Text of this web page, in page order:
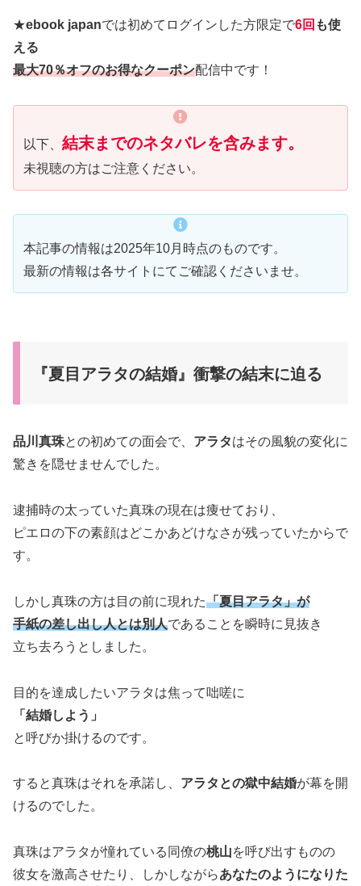
★ebook japanでは初めてログインした方限定で6回 も使
える
最大70％オフのお得なクーポン配信中です！
以下、 結末までのネタバレを含みます。
未視聴の方はご注意ください。
本記事の情報は2025年10月時点のものです。
最新の情報は各サイトにてご確認くださいませ。
『夏目アラタの結婚』衝撃の結末に迫る
品川真珠との初めての面会で、 アラタはその風貌の変化に
驚きを隠せませんでした。
逮捕時の太っていた真珠の現在は痩せており、
ピエロの下の素顔はどこかあどけなさが残っていたからで
す。
しかし真珠の方は目の前に現れた「夏目アラタ」が
手紙の差し出し人とは別人であることを瞬時に見抜き
立ち去ろうとしました。
目的を達成したいアラタは焦って咄嗟に
「結婚しよう」
と呼びか掛けるのです。
すると真珠はそれを承諾し、 アラタとの獄中結婚が幕を開
けるのでした。
真珠はアラタが憧れている同僚の桃山を呼び出すものの
彼女を激高させたり、しかしながらあなたのようになりた